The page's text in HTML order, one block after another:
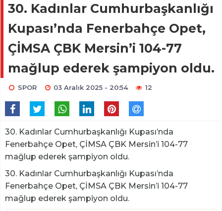
30. Kadınlar Cumhurbaşkanlığı
Kupası’nda Fenerbahçe Opet,
ÇİMSA ÇBK Mersin’i 104-77
mağlup ederek şampiyon oldu.
SPOR 03 Aralık 2025 - 20:54 12
30. Kadınlar Cumhurbaşkanlığı Kupası’nda
Fenerbahçe Opet, ÇİMSA ÇBK Mersin’i 104-77
mağlup ederek şampiyon oldu.
30. Kadınlar Cumhurbaşkanlığı Kupası’nda
Fenerbahçe Opet, ÇİMSA ÇBK Mersin’i 104-77
mağlup ederek şampiyon oldu.